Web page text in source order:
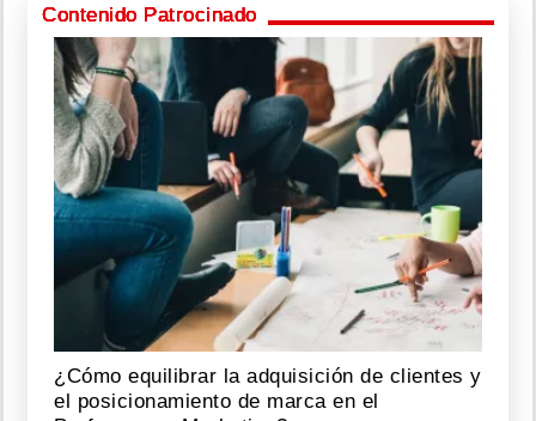
Contenido Patrocinado
¿Cómo equilibrar la adquisición de clientes y
el posicionamiento de marca en el